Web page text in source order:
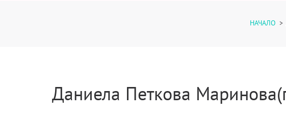
НАЧАЛО >
Даниела Петкова